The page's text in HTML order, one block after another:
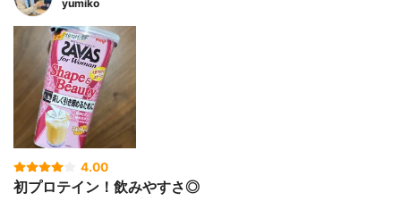
yumiko
4.00
初プロテイン！飲みやすさ◎